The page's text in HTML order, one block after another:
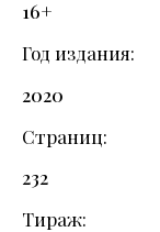
16+
Год издания
2020
Страниц
232
Тираж